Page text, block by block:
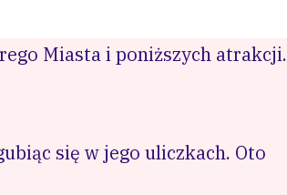
Miasta i poniższych atrakcji.
się w jego uliczkach. Oto